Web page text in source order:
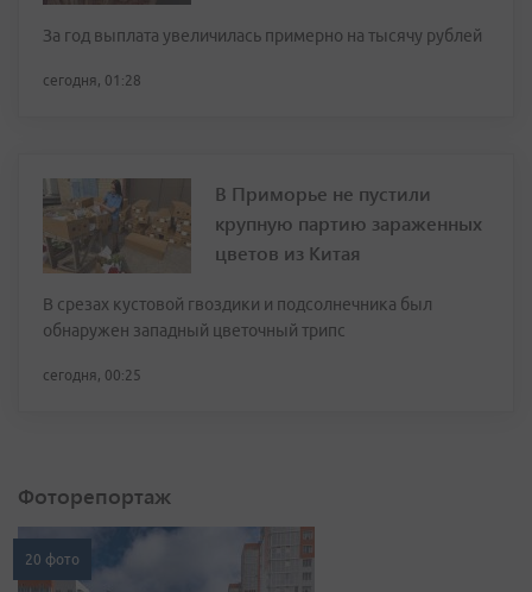
За год выплата увеличилась примерно на тысячу рублей
сегодня, 01:28
В Приморье не пустили
крупную партию зараженных
цветов из Китая
В срезах кустовой гвоздики и подсолнечника был
обнаружен западный цветочный трипс
сегодня, 00:25
Фоторепортаж
20 фото